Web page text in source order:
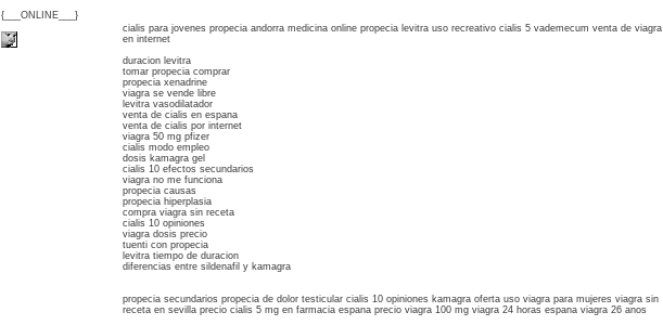
{___ONLINE___}
cialis para jovenes propecia andorra medicina online propecia levitra uso recreativo cialis 5 vademecum venta de viagra
en internet
duracion levitra
tomar propecia comprar
propecia xenadrine
viagra se vende libre
levitra vasodilatador
venta de cialis en espana
venta de cialis por internet
viagra 50 mg pfizer
cialis modo empleo
dosis kamagra gel
cialis 10 efectos secundarios
viagra no me funciona
propecia causas
propecia hiperplasia
compra viagra sin receta
cialis 10 opiniones
viagra dosis precio
tuenti con propecia
levitra tiempo de duracion
diferencias entre sildenafil y kamagra
propecia secundarios propecia de dolor testicular cialis 10 opiniones kamagra oferta uso viagra para mujeres viagra sin
receta en sevilla precio cialis 5 mg en farmacia espana precio viagra 100 mg viagra 24 horas espana viagra 26 anos